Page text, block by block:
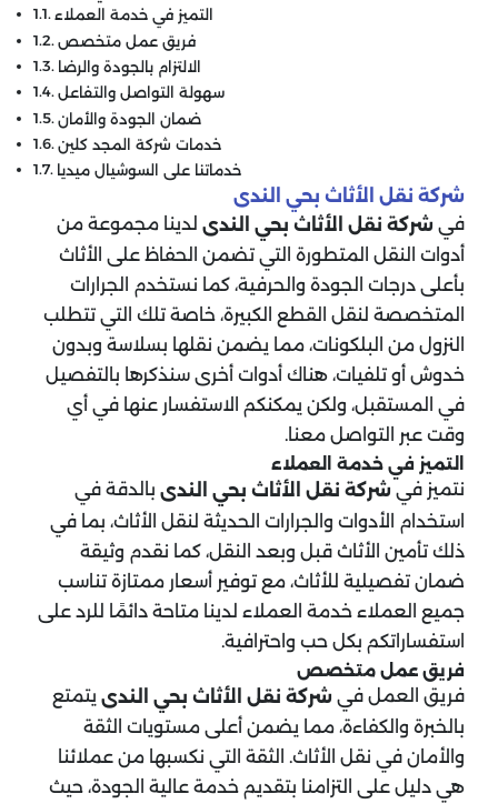
التميز في خدمة العملاء
فريق عمل متخصص
الالتزام بالجودة والرضا
سهولة التواصل والتفاعل
ضمان الجودة والأمان
خدمات شركة المجد كلين
خدماتنا على السوشيال ميديا
شركة نقل الأثاث بحي الندى
في شركة نقل الأثاث بحي الندى لدينا مجموعة من
أدوات النقل المتطورة التي تضمن الحفاظ على الأثاث
بأعلى درجات الجودة والحرفية، كما نستخدم الجرارات
المتخصصة لنقل القطع الكبيرة، خاصة تلك التي تتطلب
النزول من البلكونات، مما يضمن نقلها بسلاسة وبدون
خدوش أو تلفيات، هناك أدوات أخرى سنذكرها بالتفصيل
في المستقبل، ولكن يمكنكم الاستفسار عنها في أي
وقت عبر التواصل معنا.
التميز في خدمة العملاء
نتميز في شركة نقل الأثاث بحي الندى بالدقة في
استخدام الأدوات والجرارات الحديثة لنقل الأثاث، بما في
ذلك تأمين الأثاث قبل وبعد النقل، كما نقدم وثيقة
ضمان تفصيلية للأثاث، مع توفير أسعار ممتازة تناسب
جميع العملاء خدمة العملاء لدينا متاحة دائمًا للرد على
استفساراتكم بكل حب واحترافية.
فريق عمل متخصص
فريق العمل في شركة نقل الأثاث بحي الندى يتمتع
بالخبرة والكفاءة، مما يضمن أعلى مستويات الثقة
والأمان في نقل الأثاث. الثقة التي نكسبها من عملائنا
هي دليل على التزامنا بتقديم خدمة عالية الجودة، حيث